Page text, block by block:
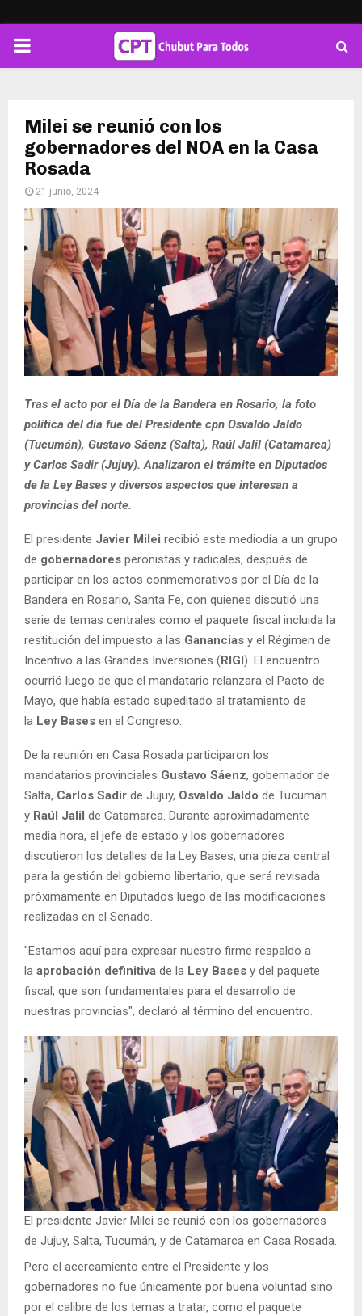
PRIMARY
Milei se reunió con los
gobernadores del NOA en la Casa
Rosada
21 junio, 2024
Tras el acto por el Día de la Bandera en Rosario, la foto
política del día fue del Presidente cpn Osvaldo Jaldo
(Tucumán), Gustavo Sáenz (Salta), Raúl Jalil (Catamarca)
y Carlos Sadir (Jujuy). Analizaron el trámite en Diputados
de la Ley Bases y diversos aspectos que interesan a
provincias del norte.
El presidente Javier Milei recibió este mediodía a un grupo
de gobernadores peronistas y radicales, después de
participar en los actos conmemorativos por el Día de la
Bandera en Rosario, Santa Fe, con quienes discutió una
serie de temas centrales como el paquete fiscal incluida la
restitución del impuesto a las Ganancias y el Régimen de
Incentivo a las Grandes Inversiones (RIGI). El encuentro
ocurrió luego de que el mandatario relanzara el Pacto de
Mayo, que había estado supeditado al tratamiento de
la Ley Bases en el Congreso.
De la reunión en Casa Rosada participaron los
mandatarios provinciales Gustavo Sáenz, gobernador de
Salta, Carlos Sadir de Jujuy, Osvaldo Jaldo de Tucumán
y Raúl Jalil de Catamarca. Durante aproximadamente
media hora, el jefe de estado y los gobernadores
discutieron los detalles de la Ley Bases, una pieza central
para la gestión del gobierno libertario, que será revisada
próximamente en Diputados luego de las modificaciones
realizadas en el Senado.
"Estamos aquí para expresar nuestro firme respaldo a
la aprobación definitiva de la Ley Bases y del paquete
fiscal, que son fundamentales para el desarrollo de
nuestras provincias", declaró al término del encuentro.
El presidente Javier Milei se reunió con los gobernadores
de Jujuy, Salta, Tucumán, y de Catamarca en Casa Rosada.
Pero el acercamiento entre el Presidente y los
gobernadores no fue únicamente por buena voluntad sino
por el calibre de los temas a tratar, como el paquete